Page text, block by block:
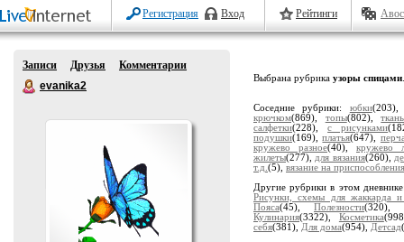
Регистрация Вход Рейтинги
Записи Друзья
Комментарии
evanika2
Выбрана рубрика узоры спицами
Соседние рубрики: юбки
крючком(869), топы(802),
салфетки(228),с рисунками
подушки(169),платья(647),
кружево разное(40), кружево
жилеты(277), для вязания(260),
т.д. (5), вязание на
Другие рубрики в этом
Рисунки, схемы для жаккарда
Пояса(45), Полезности(320),
Кулинария(3322), Косметика
себя(381), Для дома(954), Детсад